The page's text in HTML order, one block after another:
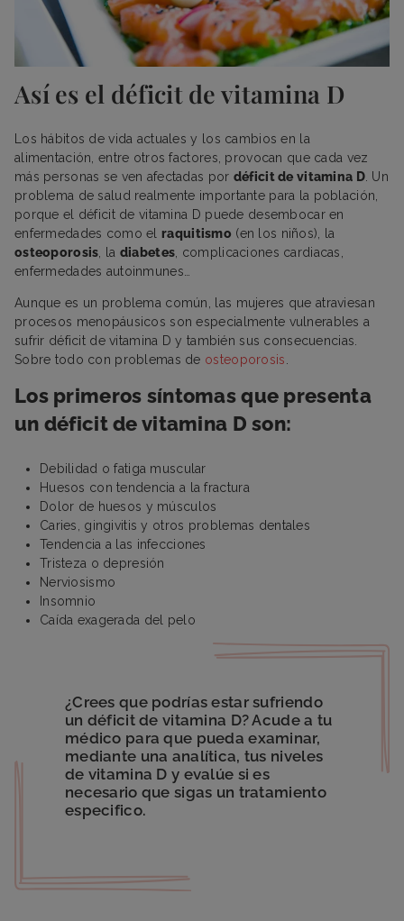
Así es el déficit de vitamina D
Los hábitos de vida actuales y los cambios en la
alimentación, entre otros factores, provocan que cada vez
más personas se ven afectadas por déficit de vitamina D. Un
problema de salud realmente importante para la población,
porque el déficit de vitamina D puede desembocar en
enfermedades como elraquitismo (en los niños), la
osteoporosis , la diabetes , complicaciones cardiacas,
enfermedades autoinmunes…
Aunque es un problema común, las mujeres que atraviesan
procesos menopáusicos son especialmente vulnerables a
sufrir déficit de vitamina D y también sus consecuencias.
Sobre todo con problemas de osteoporosis
Los primeros síntomas que presenta
un déficit de vitamina D son:
Debilidad o fatiga muscular
Huesos con tendencia a la fractura
Dolor de huesos y músculos
Caries, gingivitis y otros problemas dentales
Tendencia a las infecciones
Tristeza o depresión
Nerviosismo
Insomnio
Caída exagerada del pelo
¿Crees que podrías estar sufriendo
un déficit de vitamina D? Acude a tu
médico para que pueda examinar,
mediante una analítica, tus niveles
de vitamina D y evalúe si es
necesario que sigas un tratamiento
especifico.